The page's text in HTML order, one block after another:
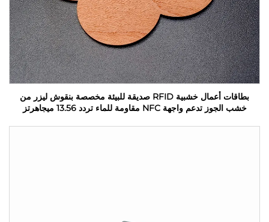
بطاقات أعمال خشبية RFID صديقة للبيئة مخصصة بنقوش ليزر من
خشب الجوز تدعم واجهة NFC مقاومة للماء تردد 13.56 ميجاهرتز